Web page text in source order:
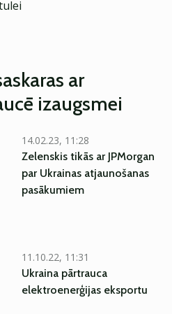
ar
izaugsmei
14.02.23, 11:28
Zelenskis tikās ar JPMorgan
par Ukrainas atjaunošanas
pasākumiem
11.10.22, 11:31
Ukraina pārtrauca
elektroenerģijas eksportu